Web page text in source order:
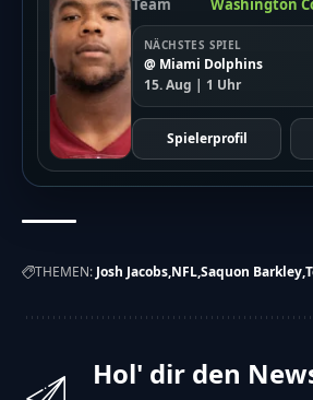
Team
Washington
NÄCHSTES SPIEL
@ Miami Dolphins
15. Aug | 1 Uhr
Spielerprofil
THEMEN: Josh Jacobs NFLSaquon Barkley
Hol' dir den